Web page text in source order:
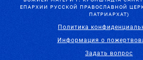
ЕПАРХИИ РУССКОЙ ПРАВОСЛАВНОЙ
ПАТРИАРХАТ)
Политика
Информация о
Задать вопрос